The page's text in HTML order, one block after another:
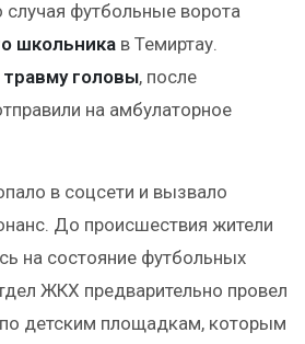
случая футбольные ворота
школьника в Темиртау.
травму головы, после
на амбулаторное
в соцсети и вызвало
До происшествия жители
на состояние футбольных
ЖКХ предварительно провел
детским площадкам, которым